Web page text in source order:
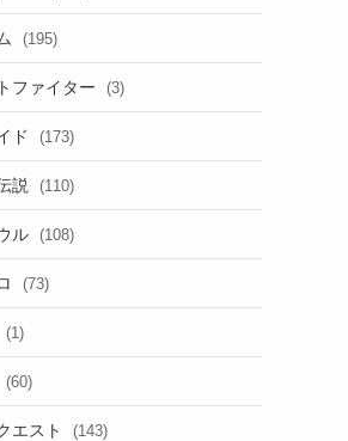
(195)
ファイター (3)
ド (173)
説 (110)
ル (108)
(73)
(1)
(60)
エスト (143)